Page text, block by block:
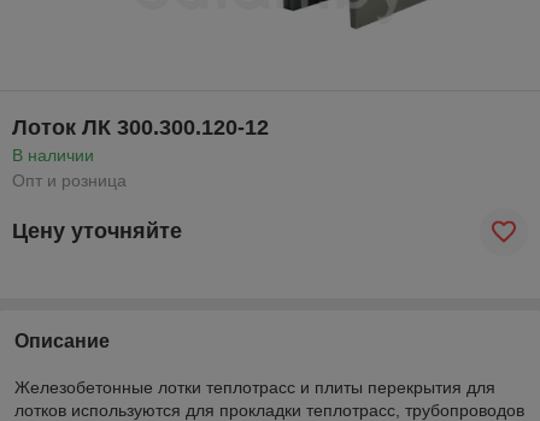
Лоток ЛК 300.300.120-12
В наличии
Опт и розница
Цену уточняйте
Описание
Железобетонные лотки теплотрасс и плиты перекрытия для
лотков используются для прокладки теплотрасс, трубопроводов